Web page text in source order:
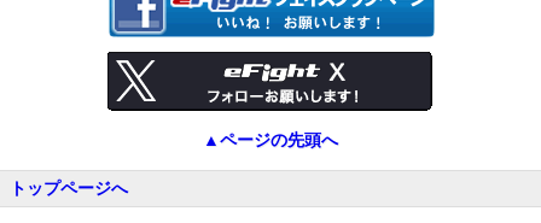
▲ページの先頭へ
トップページへ